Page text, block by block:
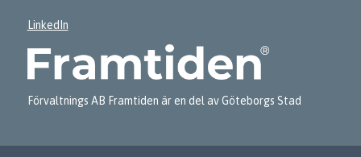
LinkedIn
Förvaltnings AB Framtiden är en del av Göteborgs Stad